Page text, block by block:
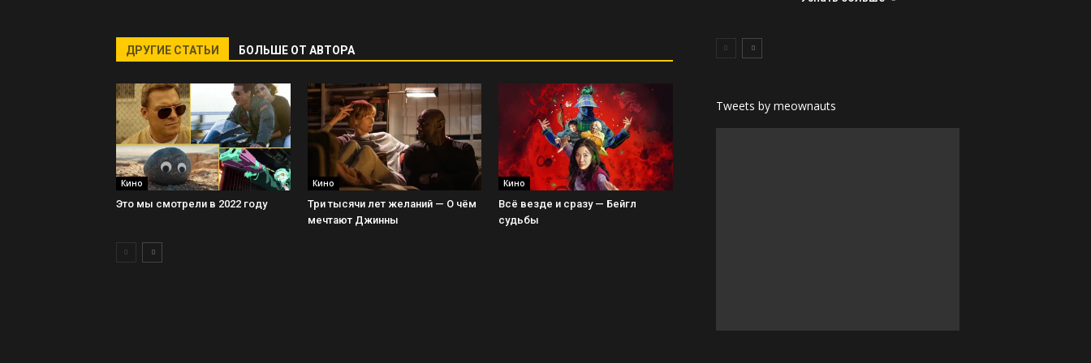
ДРУГИЕ СТАТЬИ БОЛЬШЕ ОТ АВТОРА
Кино
Это мы смотрели в 2022 году
Кино
Три тысячи лет желаний — О чём
мечтают Джинны
Кино
Всё везде и сразу — Бейгл
судьбы
Tweets by meownauts